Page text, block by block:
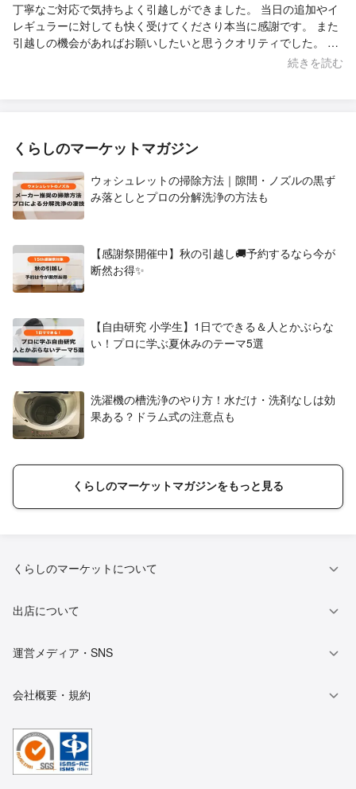
丁寧なご対応で気持ちよく引越しができました。 当日の追加やイ
レギュラーに対しても快く受けてくださり本当に感謝です。 また
引越しの機会があればお願いしたいと思うクオリティでした。 あ
続きを読む
くらしのマーケットマガジン
ウォシュレットの掃除方法｜隙間・ノズルの黒ず
み落としとプロの分解洗浄の方法も
【感謝祭開催中】秋の引越し🚚予約するなら今が
断然お得✨
【自由研究 小学生】1日でできる＆人とかぶらな
い！プロに学ぶ夏休みのテーマ5選
洗濯機の槽洗浄のやり方！水だけ・洗剤なしは効
果ある？ドラム式の注意点も
くらしのマーケットマガジンをもっと見る
くらしのマーケットについて
出店について
運営メディア・SNS
会社概要・規約